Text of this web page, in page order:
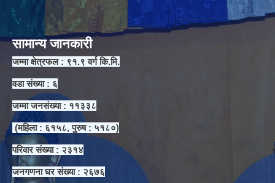
सामान्य जानकारी
जम्मा क्षेत्रफल : ९१.९ वर्ग कि.मि.
वडा संख्या : ६
जम्मा जनसंख्या : ११३३८
(महिला : ६१५८, पुरुष : ५१८०)
परिवार संख्या : २३१४
जनगणना घर संख्या : २६७६